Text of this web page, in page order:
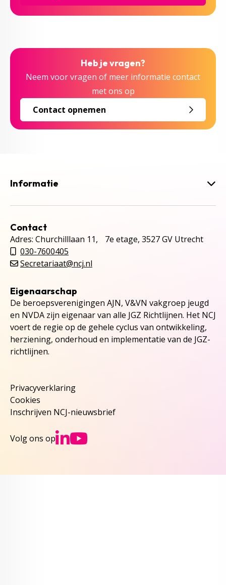
Heb je vragen?
Neem voor vragen of meer informatie contact
met ons op
Contact opnemen
Informatie
Contact
Adres: Churchilllaan 11, 7e etage, 3527 GV Utrecht
030-7600405
Secretariaat@ncj.nl
Eigenaarschap
De beroepsverenigingen AJN, V&VN vakgroep jeugd
en NVDA zijn eigenaar van alle JGZ Richtlijnen. Het NCJ
voert de regie op de gehele cyclus van ontwikkeling,
herziening, onderhoud en implementatie van de JGZ-
richtlijnen.
Privacyverklaring
Cookies
Inschrijven NCJ-nieuwsbrief
Volg ons op Ga naar NCJs